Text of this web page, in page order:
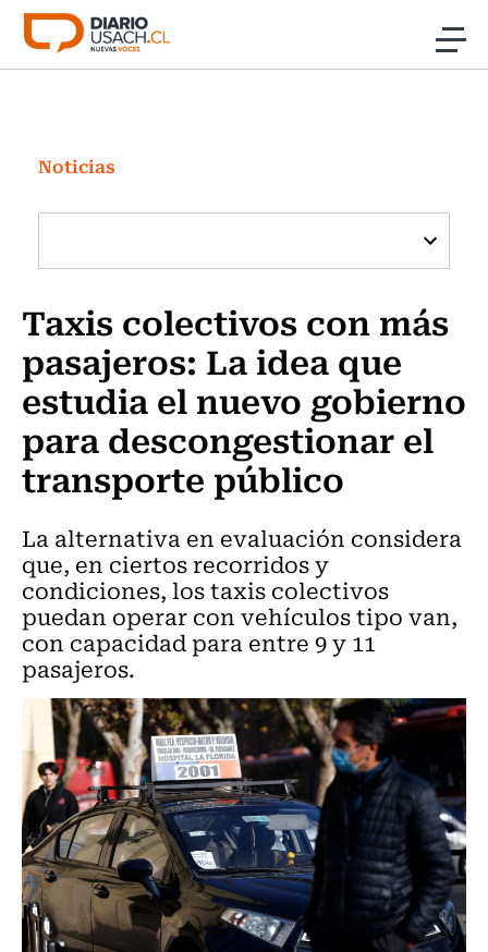
Click acá para ir directamente al contenido
Investigación
Cultura
Programas Radio y TV Usach
Noticias
Taxis colectivos con más
pasajeros: La idea que
estudia el nuevo gobierno
para descongestionar el
transporte público
La alternativa en evaluación considera
que, en ciertos recorridos y
condiciones, los taxis colectivos
puedan operar con vehículos tipo van,
con capacidad para entre 9 y 11
pasajeros.